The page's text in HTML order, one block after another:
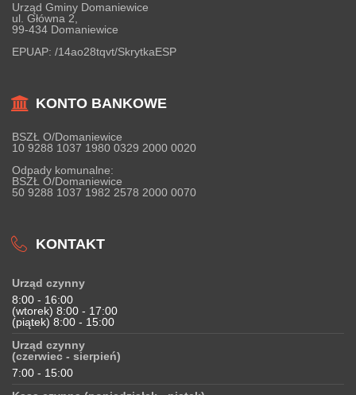
Urząd Gminy Domaniewice
ul. Główna 2,
99-434 Domaniewice
EPUAP: /14ao28tqvt/SkrytkaESP
KONTO BANKOWE
BSZŁ O/Domaniewice
10 9288 1037 1980 0329 2000 0020
Odpady komunalne:
BSZŁ O/Domaniewice
50 9288 1037 1982 2578 2000 0070
KONTAKT
Urząd czynny
8:00 - 16:00
(wtorek) 8:00 - 17:00
(piątek) 8:00 - 15:00
Urząd czynny
(czerwiec - sierpień)
7:00 - 15:00